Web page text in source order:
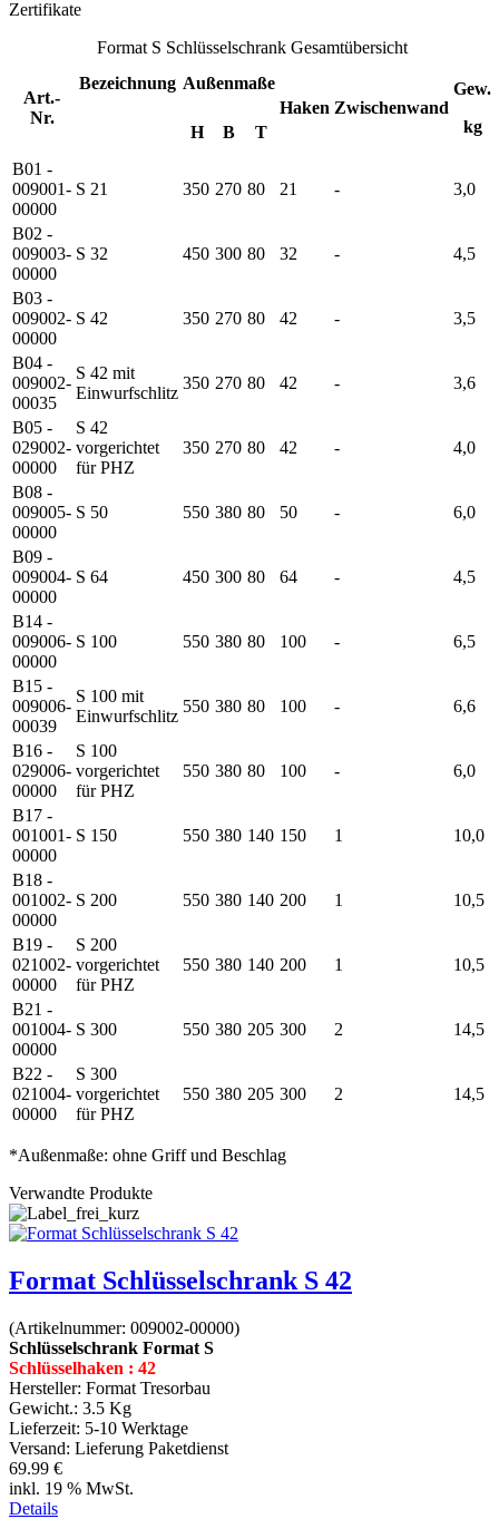
Zertifikate
Format S Schlüsselschrank Gesamtübersicht
Art.-
Nr.
Bezeichnung Außenmaße
Haken Zwischenwand
Gew.
kg
H B
T
B01 -
009001-
00000
S 21 350 270 80 21 - 3,0
B02 -
009003-
00000
S 32 450 300 80 32 - 4,5
B03 -
009002-
00000
S 42 350 270 80 42 - 3,5
B04 -
009002-
00035
S 42 mit
Einwurfschlitz
350 270 80 42 - 3,6
B05 -
029002-
00000
S 42
vorgerichtet
für PHZ
350 270 80 42 - 4,0
B08 -
009005-
00000
S 50 550 380 80 50 - 6,0
B09 -
009004-
00000
S 64 450 300 80 64 - 4,5
B14 -
009006-
00000
S 100 550 380 80 100 - 6,5
B15 -
009006-
00039
S 100 mit
Einwurfschlitz
550 380 80 100 - 6,6
B16 -
029006-
00000
S 100
vorgerichtet
für PHZ
550 380 80 100 - 6,0
B17 -
001001-
00000
S 150 550 380 140 150 1 10,0
B18 -
001002-
00000
S 200 550 380 140 200 1 10,5
B19 -
021002-
00000
S 200
vorgerichtet
für PHZ
550 380 140 200 1 10,5
B21 -
001004-
00000
S 300 550 380 205 300 2 14,5
B22 -
021004-
00000
S 300
vorgerichtet
für PHZ
550 380 205 300 2 14,5
*Außenmaße: ohne Griff und Beschlag
Verwandte Produkte
Format Schlüsselschrank S 42
(Artikelnummer: 009002-00000)
Schlüsselschrank Format S
Schlüsselhaken : 42
Hersteller: Format Tresorbau
Gewicht.: 3.5 Kg
Lieferzeit: 5-10 Werktage
Versand: Lieferung Paketdienst
69.99 €
inkl. 19 % MwSt.
Details